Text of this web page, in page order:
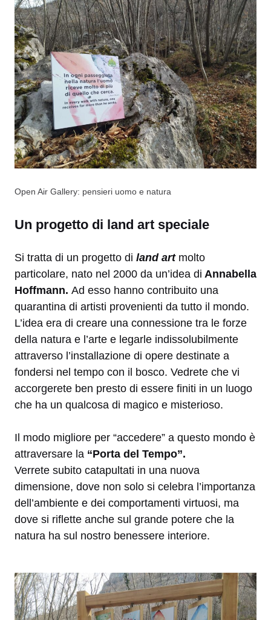
Open Air Gallery: pensieri uomo e natura
Un progetto di land art speciale
Si tratta di un progetto di land artmolto
particolare, nato nel 2000 da un’idea di Annabella
Hoffmann. Ad esso hanno contribuito una
quarantina di artisti provenienti da tutto il mondo.
L’idea era di creare una connessione tra le forze
della natura e l’arte e legarle indissolubilmente
attraverso l’installazione di opere destinate a
fondersi nel tempo con il bosco. Vedrete che vi
accorgerete ben presto di essere finiti in un luogo
che ha un qualcosa di magico e misterioso.
Il modo migliore per “accedere” a questo mondo è
attraversare la “Porta del Tempo”.
Verrete subito catapultati in una nuova
dimensione, dove non solo si celebra l’importanza
dell’ambiente e dei comportamenti virtuosi, ma
dove si riflette anche sul grande potere che la
natura ha sul nostro benessere interiore.